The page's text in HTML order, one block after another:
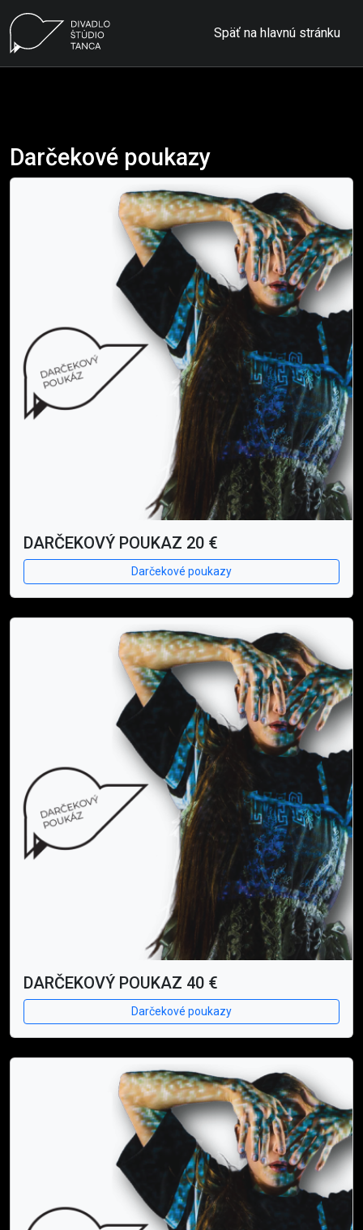
Späť na hlavnú stránku
Darčekové poukazy
DARČEKOVÝ POUKAZ 20 €
Darčekové poukazy
DARČEKOVÝ POUKAZ 40 €
Darčekové poukazy